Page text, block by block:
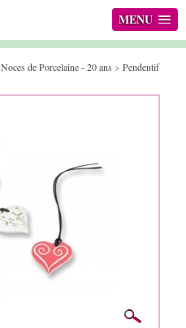
MENU
Noces de Porcelaine - 20 ans > Pendentif